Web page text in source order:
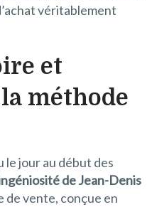
véritablement
et
méthode
le jour au début des
de Jean-Denis
de vente, conçue en